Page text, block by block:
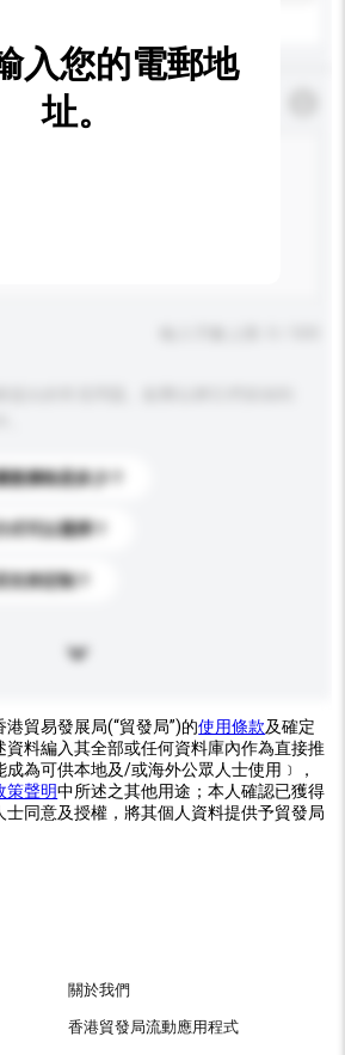
價格是多少？
可以選擇？
持定制？
入您的電郵地
址。
貿易發展局(“貿發局”)的使用條款及確定
料編入其全部或任何資料庫內作為直接推
為可供本地及/或海外公眾人士使用﹞，
策聲明中所述之其他用途；本人確認已獲得
士同意及授權，將其個人資料提供予貿發局
關於我們
香港貿發局流動應用程式